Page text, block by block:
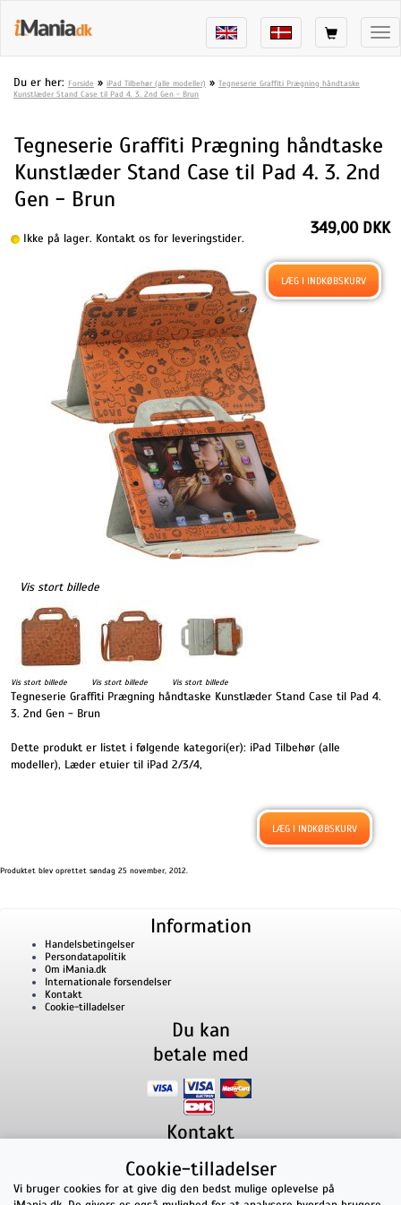
Du er her: Forside » iPad Tilbehør (alle modeller) » Tegneserie Graffiti Prægning håndtaske
Kunstlæder Stand Case til Pad 4. 3. 2nd Gen - Brun
Tegneserie Graffiti Prægning håndtaske
Kunstlæder Stand Case til Pad 4. 3. 2nd
Gen - Brun
Ikke på lager. Kontakt os for leveringstider.
Vis stort billede
349,00 DKK
Vis stort billede Vis stort billede Vis stort billede
Tegneserie Graffiti Prægning håndtaske Kunstlæder Stand Case til Pad 4.
3. 2nd Gen - Brun
Dette produkt er listet i følgende kategori(er): iPad Tilbehør (alle
modeller), Læder etuier til iPad 2/3/4,
Produktet blev oprettet søndag 25 november, 2012.
Information
Handelsbetingelser
Persondatapolitik
Om iMania.dk
Internationale forsendelser
Kontakt
Cookie-tilladelser
Du kan
betale med
Kontakt
Lillevorde Kær 29280 Storvorde
CVR nummer: 33182805 | E-mail: kontakt@imania.dk
Telefon:+45 23618990
Cookie-tilladelser
Vi bruger cookies for at give dig den bedst mulige oplevelse på